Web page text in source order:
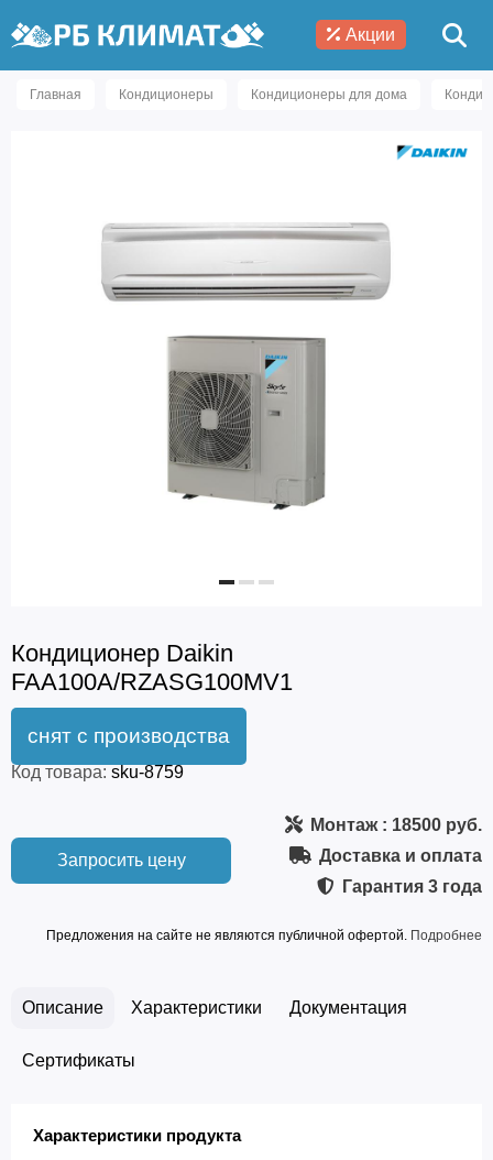
Акции
Главная Кондиционеры Кондиционеры для дома
Кондиционер Daikin
FAA100A/RZASG100MV1
Код товара: sku-8759
Запросить цену
Монтаж: 18500 руб.
Доставка и оплата
Гарантия 3 года
Предложения на сайте не являются публичной офертой. Подробнее
Описание Характеристики Документация
Сертификаты
Характеристики продукта